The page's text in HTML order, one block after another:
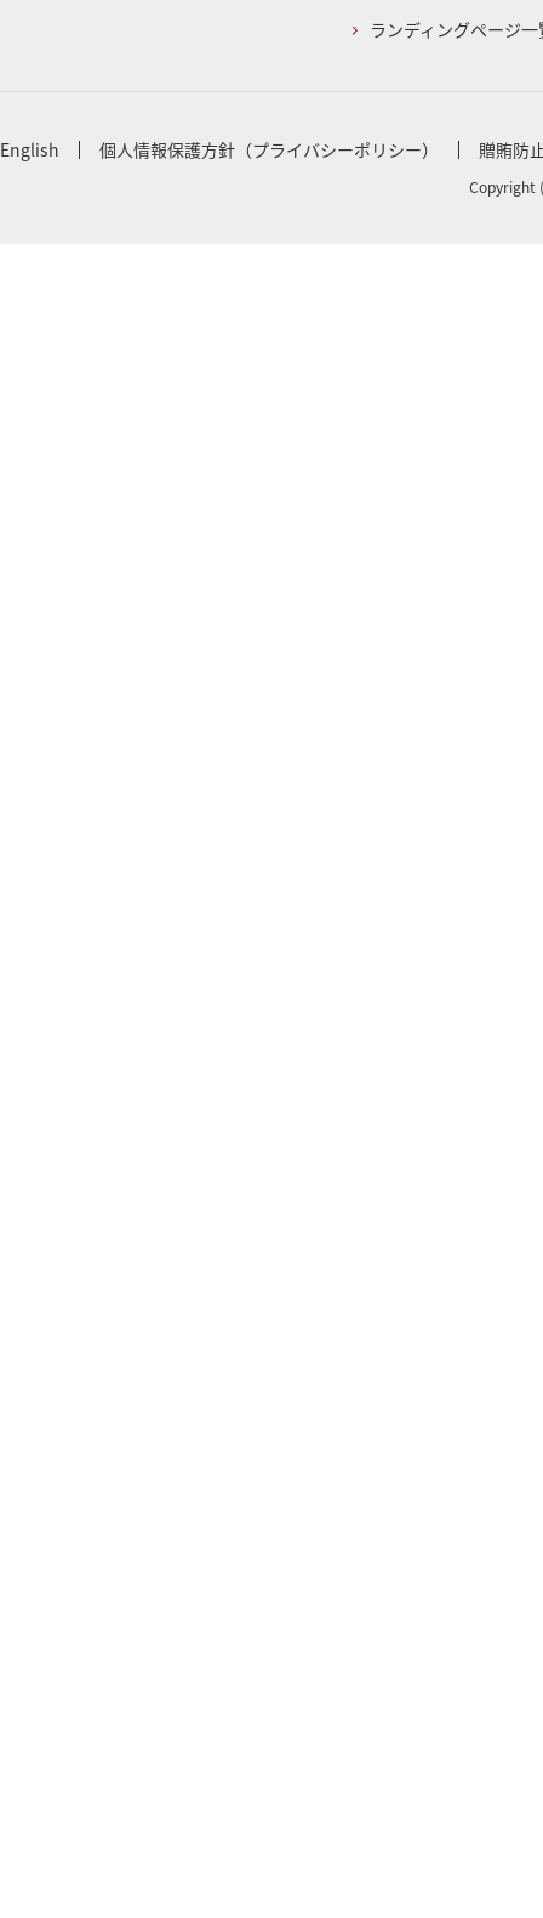
ランディングページ一
English 個人情報保護方針（プライバシーポリシー） 贈賄防
Copyright